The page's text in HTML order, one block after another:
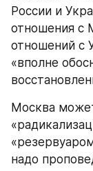
России и
отношения с
отношений с
«вполне
Москва
надо